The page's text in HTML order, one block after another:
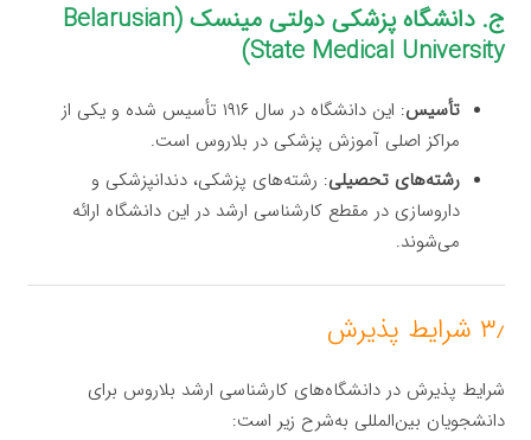
ج. دانشگاه پزشکی دولتی مینسک (Belarusian
State Medical University)
تأسیس
: این دانشگاه در سال ۱۹۱۶ تأسیس شده و یکی از
مراکز اصلی آموزش پزشکی در بلاروس است.
رشته‌های تحصیلی: رشته‌های پزشکی، دندانپزشکی و
داروسازی در مقطع کارشناسی ارشد در این دانشگاه ارائه
می‌شوند.
۳٫ شرایط پذیرش
شرایط پذیرش در دانشگاه‌های کارشناسی ارشد بلاروس برای
دانشجویان بین‌المللی به‌شرح زیر است: